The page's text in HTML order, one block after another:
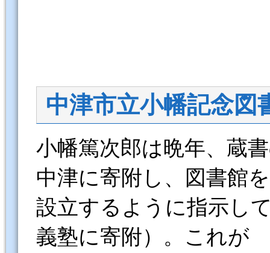
中津市立小幡記念図
小幡篤次郎は晩年、蔵
中津に寄附し、図書館を
設立するように指示し
義塾に寄附）。これが